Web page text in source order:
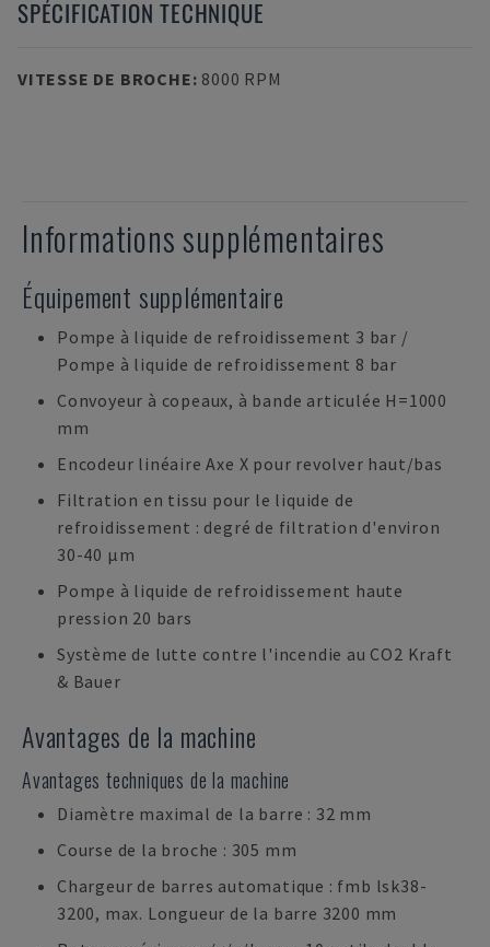
SPÉCIFICATION TECHNIQUE
VITESSE DE BROCHE: 8000 RPM
Informations supplémentaires
Équipement supplémentaire
Pompe à liquide de refroidissement 3 bar /
Pompe à liquide de refroidissement 8 bar
Convoyeur à copeaux, à bande articulée H=1000
mm
Encodeur linéaire Axe X pour revolver haut/bas
Filtration en tissu pour le liquide de
refroidissement : degré de filtration d'environ
30-40 µm
Pompe à liquide de refroidissement haute
pression 20 bars
Système de lutte contre l'incendie au CO2 Kraft
& Bauer
Avantages de la machine
Avantages techniques de la machine
Diamètre maximal de la barre : 32 mm
Course de la broche : 305 mm
Chargeur de barres automatique : fmb lsk38-
3200, max. Longueur de la barre 3200 mm